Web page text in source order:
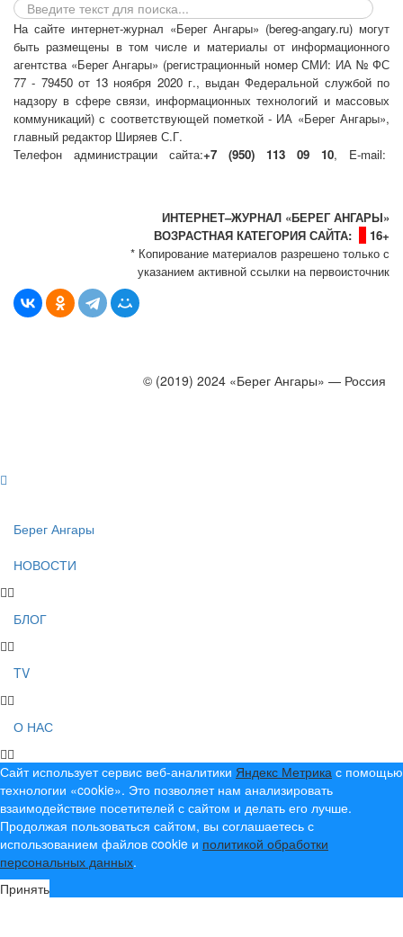
На сайте интернет-журнал «Берег Ангары» (bereg-angary.ru) могут
быть размещены в том числе и материалы от информационного
агентства «Берег Ангары» (регистрационный номер СМИ: ИА № ФС
77 - 79450 от 13 ноября 2020 г., выдан Федеральной службой по
надзору в сфере связи, информационных технологий и массовых
коммуникаций) с соответствующей пометкой - ИА «Берег Ангары»,
главный редактор Ширяев С.Г.
Телефон администрации сайта:+7 (950) 113 09 10, E-mail:
ИНТЕРНЕТ–ЖУРНАЛ «БЕРЕГ АНГАРЫ»
ВОЗРАСТНАЯ КАТЕГОРИЯ САЙТА:
16+
* Копирование материалов разрешено только с
указанием активной ссылки на первоисточник
© (2019) 2024 «Берег Ангары» — Россия
Берег Ангары
НОВОСТИ
БЛОГ
TV
О НАС
Сайт использует сервис веб-аналитики Яндекс Метрика с помощью
технологии «cookie». Это позволяет нам анализировать
взаимодействие посетителей с сайтом и делать его лучше.
Продолжая пользоваться сайтом, вы соглашаетесь с
использованием файлов cookie и политикой обработки
персональных данных.
Принять